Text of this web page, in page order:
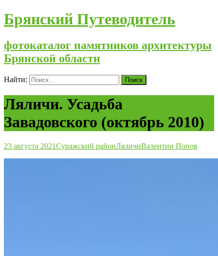
Брянский Путеводитель
фотокаталог памятников архитектуры
Брянской области
Найти:
Ляличи. Усадьба
Завадовского (октябрь 2010)
23 августа 2021Суражский районЛяличиВалентин Попов